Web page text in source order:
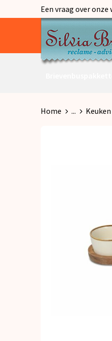
Een vraag over
Home ...